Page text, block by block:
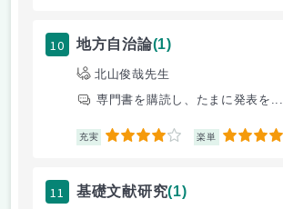
10 地方自治論(1)
北山俊哉先生
専門書を購読し、たまに発表を...
充実 4 楽単 4
11 基礎文献研究(1)